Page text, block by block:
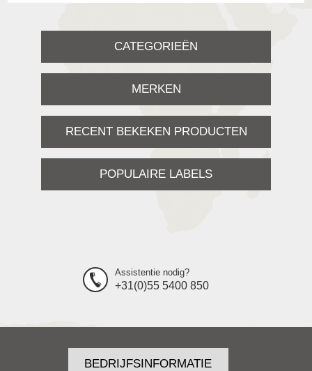
CATEGORIEËN
MERKEN
RECENT BEKEKEN PRODUCTEN
POPULAIRE LABELS
Assistentie nodig?
+31(0)55 5400 850
BEDRIJFSINFORMATIE